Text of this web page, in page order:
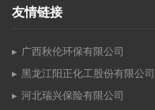
友情链接
广西秋伦环保有限公司
黑龙江阳正化工股份有限公司
河北瑞兴保险有限公司